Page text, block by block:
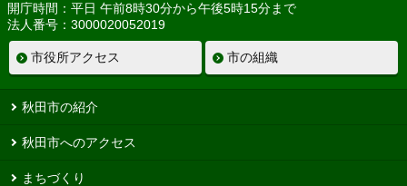
開庁時間：平日 午前8時30分から午後5時15分まで
法人番号：3000020052019
市役所アクセス 市の組織
秋田市の紹介
秋田市へのアクセス
まちづくり